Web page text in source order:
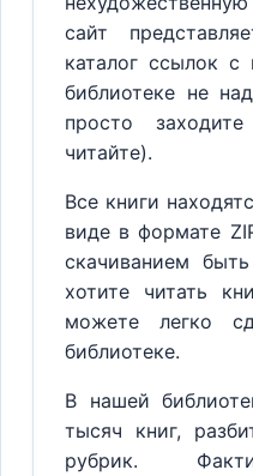
сайт
каталог ссылок
библиотеке не
просто
читайте).
Все книги
виде в формате
скачиванием
хотите читать
можете легко
библиотеке.
В нашей
тысяч книг,
рубрик.